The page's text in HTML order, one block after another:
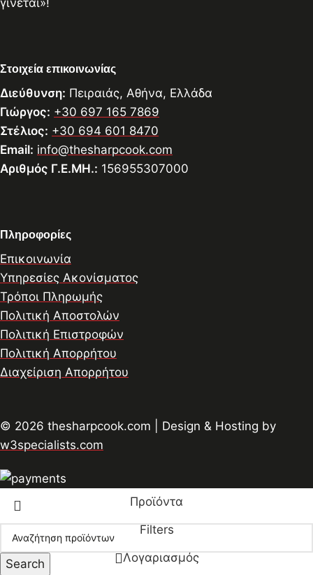
γίνεται»!
Στοιχεία επικοινωνίας
Διεύθυνση: Πειραιάς, Αθήνα, Ελλάδα
Γιώργος: +30 697 165 7869
Στέλιος: +30 694 601 8470
Email: info@thesharpcook.com
Αριθμός Γ.Ε.ΜΗ.: 156955307000
Πληροφορίες
Επικοινωνία
Υπηρεσίες Ακονίσματος
Τρόποι Πληρωμής
Πολιτική Αποστολών
Πολιτική Επιστροφών
Πολιτική Απορρήτου
Διαχείριση Απορρήτου
© 2026 thesharpcook.com | Design & Hosting by
w3specialists.com
Search
Προϊόντα
Filters
Λογαριασμός